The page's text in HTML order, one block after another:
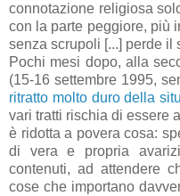
connotazione religiosa
con la parte peggiore, più
senza scrupoli [...] perde il
Pochi mesi dopo, alla
(15-16 settembre 1995,
ritratto molto duro della
vari tratti rischia di essere
è ridotta a povera cosa:
di vera e propria
contenuti, ad attendere
cose che importano